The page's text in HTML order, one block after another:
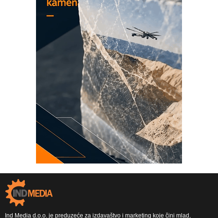
Ind Media d.o.o. je preduzeće za izdavaštvo i marketing koje čini mlad,